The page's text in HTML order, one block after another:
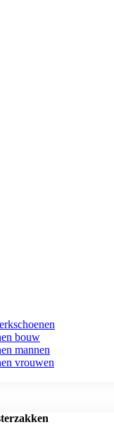
bouw
mannen
vrouwen